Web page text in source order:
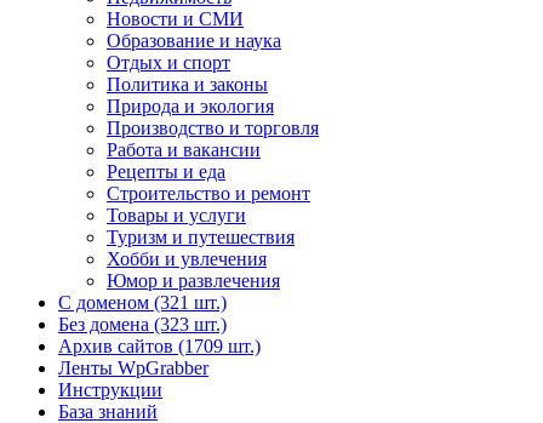
Новости и СМИ
Образование и наука
Отдых и спорт
Политика и законы
Природа и экология
Производство и торговля
Работа и вакансии
Рецепты и еда
Строительство и ремонт
Товары и услуги
Туризм и путешествия
Хобби и увлечения
Юмор и развлечения
С доменом (321 шт.)
Без домена (323 шт.)
Архив сайтов (1709 шт.)
Ленты WpGrabber
Инструкции
База знаний